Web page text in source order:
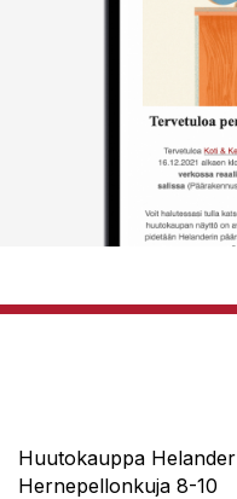
Huutokauppa Helander
Hernepellonkuja 8-10